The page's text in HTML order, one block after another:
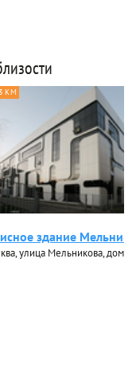
КМ
здание
улица Мельникова, дом